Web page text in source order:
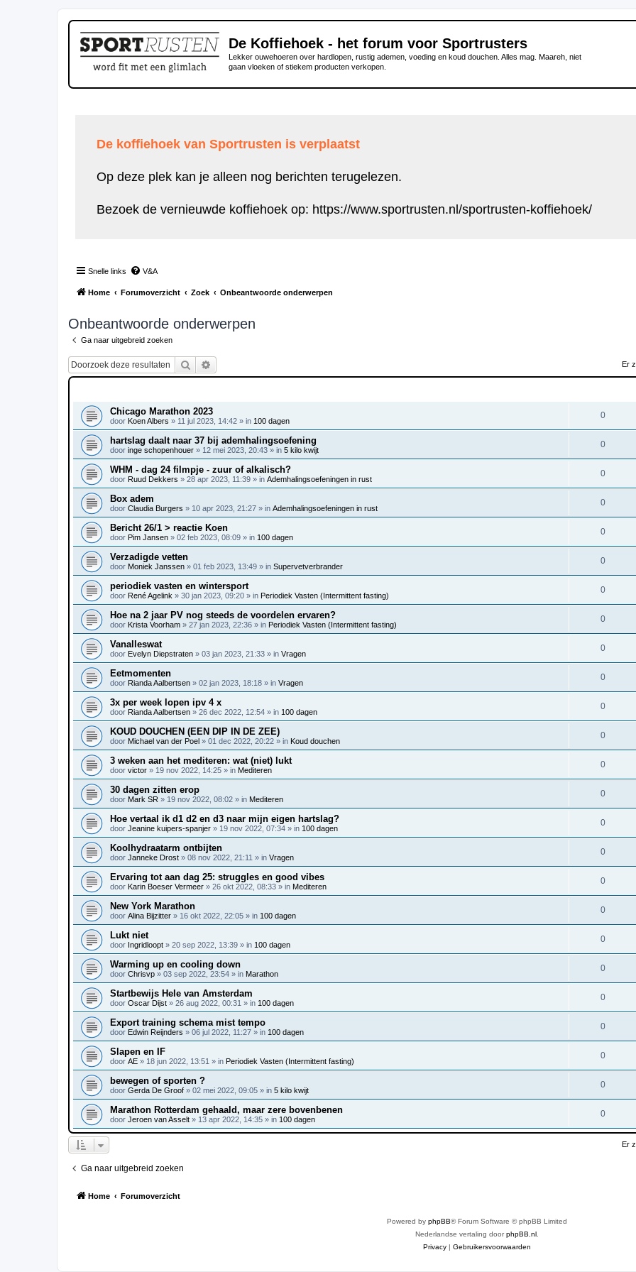
De Koffiehoek - het forum voor Sportrusters
Lekker ouwehoeren over hardlopen, rustig ademen, voeding en koud douchen. Alles mag. Maareh, niet
gaan vloeken of stiekem producten verkopen.
De koffiehoek van Sportrusten is verplaatst
Op deze plek kan je alleen nog berichten terugelezen.
Bezoek de vernieuwde koffiehoek op: https://www.sportrusten.nl/sportrusten-koffiehoek/
Snelle links V&A
Home Forumoverzicht Zoek Onbeantwoorde onderwerpen
Onbeantwoorde onderwerpen
Ga naar uitgebreid zoeken
Zoek Er
Chicago Marathon 2023
door Koen Albers » 11 jul 2023, 14:42 » in 100 dagen
0
hartslag daalt naar 37 bij ademhalingsoefening
door inge schopenhouer » 12 mei 2023, 20:43 » in 5 kilo kwijt
0
WHM - dag 24 filmpje - zuur of alkalisch?
door Ruud Dekkers » 28 apr 2023, 11:39 » in Ademhalingsoefeningen in rust
0
Box adem
door Claudia Burgers » 10 apr 2023, 21:27 » in Ademhalingsoefeningen in rust
0
Bericht 26/1 > reactie Koen
door Pim Jansen » 02 feb 2023, 08:09 » in 100 dagen
0
Verzadigde vetten
door Moniek Janssen » 01 feb 2023, 13:49 » in Supervetverbrander
0
periodiek vasten en wintersport
door René Agelink » 30 jan 2023, 09:20 » in Periodiek Vasten (Intermittent fasting)
0
Hoe na 2 jaar PV nog steeds de voordelen ervaren?
door Krista Voorham » 27 jan 2023, 22:36 » in Periodiek Vasten (Intermittent fasting)
0
Vanalleswat
door Evelyn Diepstraten » 03 jan 2023, 21:33 » in Vragen
0
Eetmomenten
door Rianda Aalbertsen » 02 jan 2023, 18:18 » in Vragen
0
3x per week lopen ipv 4 x
door Rianda Aalbertsen » 26 dec 2022, 12:54 » in 100 dagen
0
KOUD DOUCHEN (EEN DIP IN DE ZEE)
door Michael van der Poel » 01 dec 2022, 20:22 » in Koud douchen
0
3 weken aan het mediteren: wat (niet) lukt
door victor » 19 nov 2022, 14:25 » in Mediteren
0
30 dagen zitten erop
door Mark SR » 19 nov 2022, 08:02 » in Mediteren
0
Hoe vertaal ik d1 d2 en d3 naar mijn eigen hartslag?
door Jeanine kuipers-spanjer » 19 nov 2022, 07:34 » in 100 dagen
0
Koolhydraatarm ontbijten
door Janneke Drost » 08 nov 2022, 21:11 » in Vragen
0
Ervaring tot aan dag 25: struggles en good vibes
door Karin Boeser Vermeer » 26 okt 2022, 08:33 » in Mediteren
0
New York Marathon
door Alina Bijzitter » 16 okt 2022, 22:05 » in 100 dagen
0
Lukt niet
door Ingridloopt » 20 sep 2022, 13:39 » in 100 dagen
0
Warming up en cooling down
door Chrisvp » 03 sep 2022, 23:54 » in Marathon
0
Startbewijs Hele van Amsterdam
door Oscar Dijst » 26 aug 2022, 00:31 » in 100 dagen
0
Export training schema mist tempo
door Edwin Reijnders » 06 jul 2022, 11:27 » in 100 dagen
0
Slapen en IF
door AE » 18 jun 2022, 13:51 » in Periodiek Vasten (Intermittent fasting)
0
bewegen of sporten ?
door Gerda De Groof » 02 mei 2022, 09:05 » in 5 kilo kwijt
0
Marathon Rotterdam gehaald, maar zere bovenbenen
door Jeroen van Asselt » 13 apr 2022, 14:35 » in 100 dagen
0
Er
Ga naar uitgebreid zoeken
Home Forumoverzicht
Powered by phpBB® Forum Software © phpBB Limited
Nederlandse vertaling doorphpBB.nl
Privacy | Gebruikersvoorwaarden